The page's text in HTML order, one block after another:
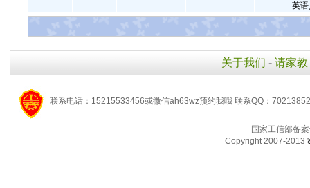
英
关于我们 - 请家教
联系电话：15215533456或微信ah63wz预约我哦 联系QQ：
国家工信部备
Copyright 2007-2013